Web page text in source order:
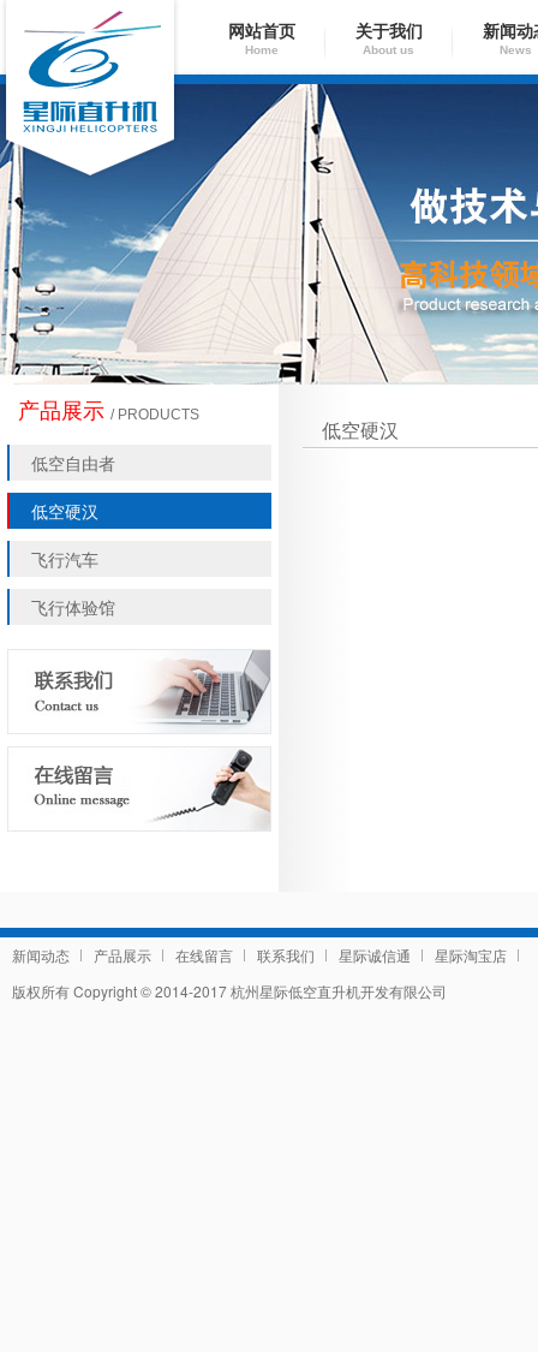
网站首页
Home
关于我们
About us
新闻动
News
产品展示 / PRODUCTS
低空自由者
低空硬汉
飞行汽车
飞行体验馆
低空硬汉
新闻动态 产品展示 在线留言 联系我们 星际诚信通
星际淘宝店
版权所有 Copyright © 2014-2017 杭州星际低空直升机开发有限公司